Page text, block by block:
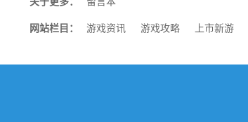
网站栏目： 游戏资讯 游戏攻略 上市新游